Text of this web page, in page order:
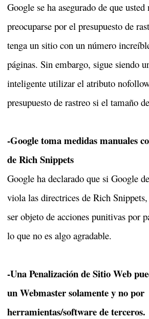
Google se ha asegurado de que
preocuparse por el presupuesto de
tenga un sitio con un número
páginas. Sin embargo, sigue siendo
inteligente utilizar el atributo
presupuesto de rastreo si el tamaño
-Google toma medidas manuales
de Rich Snippets
Google ha declarado que si Google
viola las directrices de Rich
ser objeto de acciones punitivas por
lo que no es algo agradable.
-Una Penalización de Sitio Web
un Webmaster solamente y no por
herramientas/software de terceros.